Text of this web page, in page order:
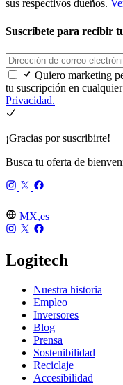
sus respectivos dueños.
Suscríbete para recibir
Quiero marketing
tu suscripción en
Privacidad.
¡Gracias por suscribirte!
Busca tu oferta de
MX,es
Logitech
Nuestra historia
Empleo
Inversores
Blog
Prensa
Sostenibilidad
Reciclaje
Accesibilidad